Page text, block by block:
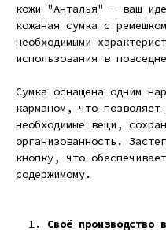
кожи "Анталья" - ваш
кожаная сумка с
необходимыми
использования в
Сумка оснащена одним
карманом, что
необходимые вещи,
организованность.
кнопку, что
содержимому.
Своё производство